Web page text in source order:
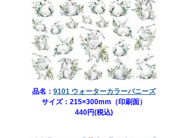
品名： 9101 ウォーターカラーバニーズ
サイズ：215×300mm（印刷面）
440円(税込)